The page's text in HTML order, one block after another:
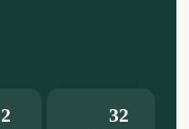
2 32